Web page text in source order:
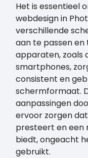
Het is essentieel
webdesign in
verschillende
aan te passen
apparaten, zoals
smartphones,
consistent en
schermformaat.
aanpassingen
ervoor zorgen
presteert en een
biedt, ongeacht
gebruikt.